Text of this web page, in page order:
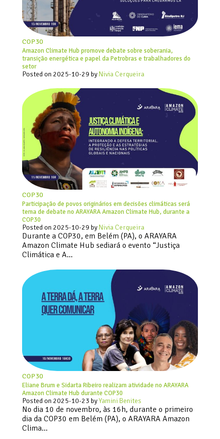
COP30
Amazon Climate Hub promove debate sobre soberania,
transição energética e papel da Petrobras e trabalhadores do
setor
Posted on 2025-10-29 byNivia Cerqueira
COP30
Participação de povos originários em decisões climáticas será
tema de debate no ARAYARA Amazon Climate Hub, durante a
COP30
Posted on 2025-10-29 byNivia Cerqueira
Durante a COP30, em Belém (PA), o ARAYARA
Amazon Climate Hub sediará o evento “Justiça
Climática e A…
COP30
Eliane Brum e Sidarta Ribeiro realizam atividade no ARAYARA
Amazon Climate Hub durante COP30
Posted on 2025-10-23 byYamini Benites
No dia 10 de novembro, às 16h, durante o primeiro
dia da COP30 em Belém (PA), o ARAYARA Amazon
Clima…